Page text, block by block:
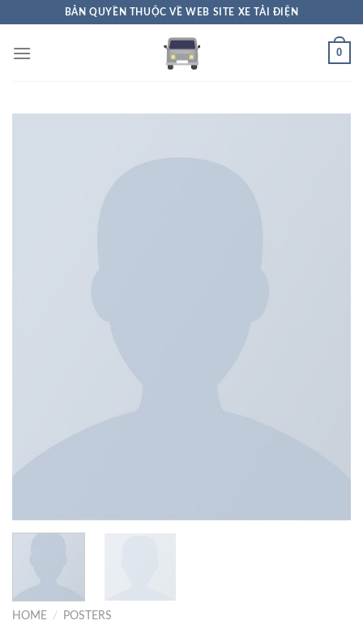
content
BẢN QUYỀN THUỘC VỀ WEB SITE XE TẢI ĐIỆN
0
HOME / POSTERS